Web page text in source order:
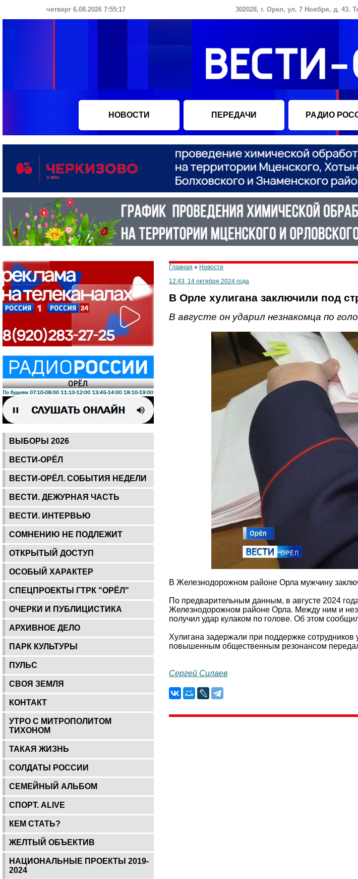
четверг 6.08.2026 7:55:18 302028, г. Орел, ул. 7 Ноября, д. 43.
НОВОСТИ ПЕРЕДАЧИ РАДИО
ВЫБОРЫ 2026
ВЕСТИ-ОРЁЛ
ВЕСТИ-ОРЁЛ. СОБЫТИЯ НЕДЕЛИ
ВЕСТИ. ДЕЖУРНАЯ ЧАСТЬ
ВЕСТИ. ИНТЕРВЬЮ
СОМНЕНИЮ НЕ ПОДЛЕЖИТ
ОТКРЫТЫЙ ДОСТУП
ОСОБЫЙ ХАРАКТЕР
СПЕЦПРОЕКТЫ ГТРК "ОРЁЛ"
ОЧЕРКИ И ПУБЛИЦИСТИКА
АРХИВНОЕ ДЕЛО
ПАРК КУЛЬТУРЫ
ПУЛЬС
СВОЯ ЗЕМЛЯ
КОНТАКТ
УТРО С МИТРОПОЛИТОМ
ТИХОНОМ
ТАКАЯ ЖИЗНЬ
СОЛДАТЫ РОССИИ
СЕМЕЙНЫЙ АЛЬБОМ
СПОРТ. ALIVE
КЕМ СТАТЬ?
ЖЕЛТЫЙ ОБЪЕКТИВ
НАЦИОНАЛЬНЫЕ ПРОЕКТЫ 2019-
2024
Главная » Новости
12:43, 14 октября 2024 года
В Орле хулигана заключили под
В августе он ударил незнакомца по
В Железнодорожном районе Орла мужчину
По предварительным данным, в августе 2024
Железнодорожном районе Орла. Между ним и
получил удар кулаком по голове. Об этом
Хулигана задержали при поддержке
повышенным общественным резонансом
Сергей Силаев